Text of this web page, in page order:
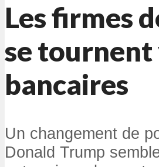
Les firmes
se tournent
bancaires
Un changement de
Donald Trump